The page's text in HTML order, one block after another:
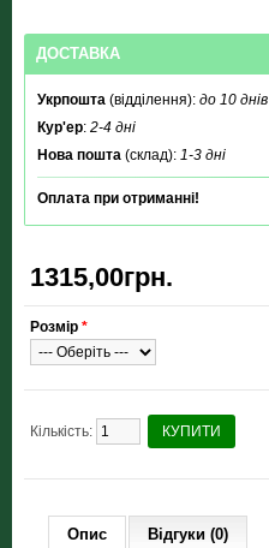
ДОСТАВКА
Укрпошта (відділення): до 10 днів
Кур'ер: 2-4 дні
Нова пошта (склад): 1-3 дні
Оплата при отриманні!
1315,00грн.
Розмір *
Кількість: КУПИТИ
Опис Відгуки (0)